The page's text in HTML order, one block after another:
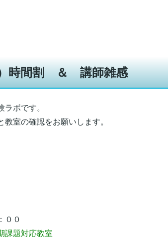
時間割 ＆ 講師雑感
ラボです。
教室の確認をお願いします。
０
題対応教室